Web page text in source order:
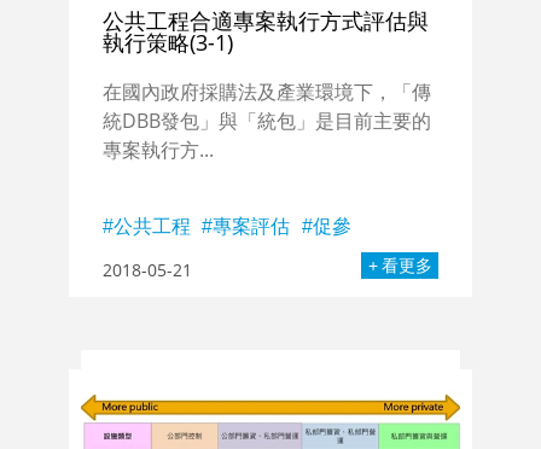
公共工程合適專案執行方式評估與
執行策略(3-1)
在國內政府採購法及產業環境下，「傳
統DBB發包」與「統包」是目前主要的
專案執行方...
公共工程 專案評估 促參
2018-05-21 看更多